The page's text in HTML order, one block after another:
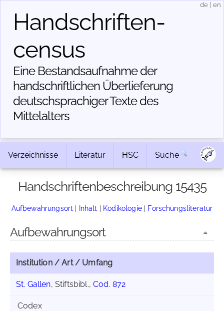
Handschriften­
census
Eine Bestandsaufnahme der
handschriftlichen Über­lieferung
deutschsprachiger Texte des
Mittelalters
de en
Verzeichnisse Literatur HSC Suche
Handschriftenbeschreibung 15435
Aufbewahrungsort | Inhalt | Kodikologie| Forschungsliteratur
Aufbewahrungsort
Institution / Art / Umfang
St. Gallen, Stiftsbibl.,Cod. 872
Codex